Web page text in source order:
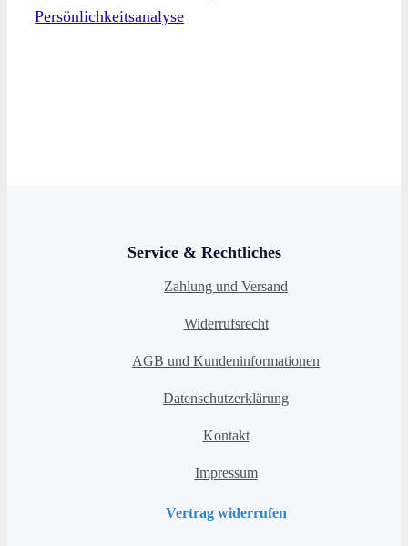
Persönlichkeitsanalyse
Service & Rechtliches
Zahlung und Versand
Widerrufsrecht
AGB und Kundeninformationen
Datenschutzerklärung
Kontakt
Impressum
Vertrag widerrufen